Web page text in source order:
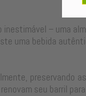
– uma
uma bebida
preservando
seu barril